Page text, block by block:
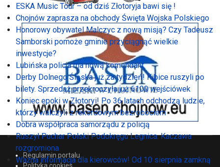
Regulamin portalu
ESKA Music Tour – od dziś Złotoryja bawi się !
Chojnów zaprasza na obchody Święta Wojska Polskiego
Honorowy obywatel Malczyc z nową misją? Czy Tadeusz
Samborski pomoże gminie przyciągnąć wielkie
inwestycje?
Lubińska policja ma nową komendant
Derby Dolnego Śląska już za tydzień! Kibice ruszyli po
bilety. Sprzedaż przekroczyła już 6100 wejściówek
Koniec epoki w Złotoryi! Po 36 latach odchodzą ludzie,
którzy walczyli z rekordowym bezrobociem
Dobra współpraca samorządu z policją
Ruszył Puchar Polski Podokręgu Legnica. Kaczawa
rozgromiona
Ważna informacja dla kierowców! Od 10 sierpnia zamkną